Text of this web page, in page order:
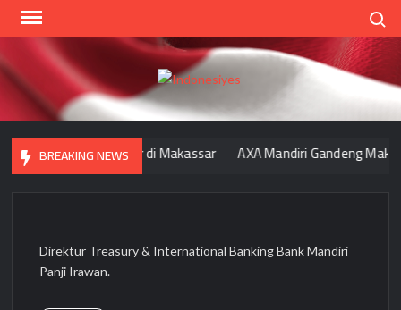
Skip
Home
Opini
BREAKING NEWS
Tbk Hadir di Makassar AXA Mandiri Gandeng Make-
Direktur Treasury & International Banking Bank Mandiri
Panji Irawan.